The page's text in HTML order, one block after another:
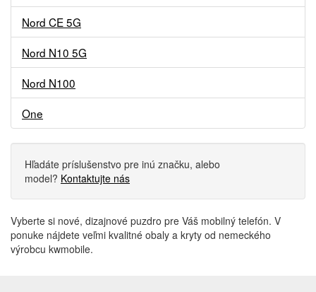
Nord CE 5G
Nord N10 5G
Nord N100
One
Hľadáte príslušenstvo pre inú značku, alebo
model? Kontaktujte nás
Vyberte si nové, dizajnové puzdro pre Váš mobilný telefón. V
ponuke nájdete veľmi kvalitné obaly a kryty od nemeckého
výrobcu kwmobile.